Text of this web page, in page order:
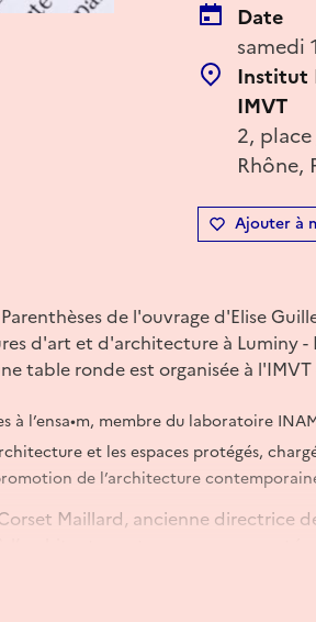
Date
samedi
Institut
IMVT
2,
Rhône,
Ajouter à
de l'ouvrage d'Elise
d'art et d'architecture à Luminy -
table ronde est organisée à
à l’ensa•m, membre du laboratoire
et les espaces protégés,
de l’architecture
Maillard, ancienne directrice
organisée en partenariat avec